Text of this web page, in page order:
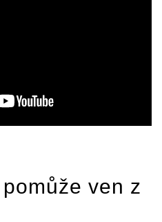
pomůže ven z